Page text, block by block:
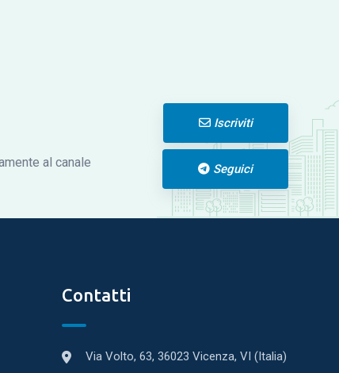
al canale
Iscriviti
Seguici
Contatti
Via Volto, 63, 36023 Vicenza, VI (Italia)